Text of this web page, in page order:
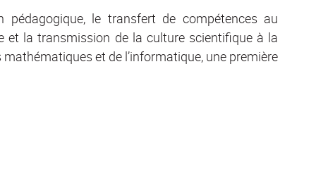
pédagogique, le transfert de compétences au
et la transmission de la culture scientifique à la
et de l’informatique, une première